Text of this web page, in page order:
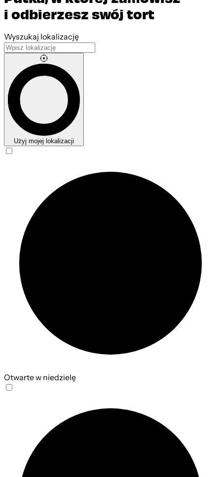
i odbierzesz swój tort
Wyszukaj lokalizację
Użyj mojej lokalizacji
Otwarte w niedzielę